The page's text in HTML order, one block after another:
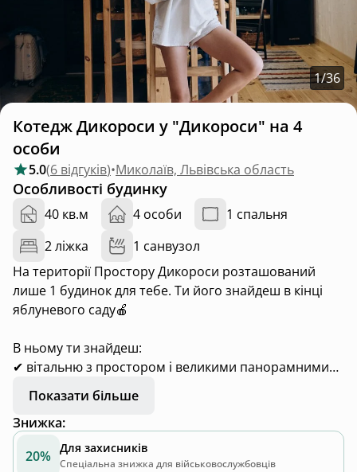
1/36
Котедж Дикороси у "Дикороси" на 4
особи
5.0(6 відгуків)•Миколаїв, Львівська область
Особливості будинку
40 кв.м 4 особи
1 спальня
2 ліжка
1 санвузол
На території Простору Дикороси розташований
лише 1 будинок для тебе. Ти його знайдеш в кінці
яблуневого саду🍎
В ньому ти знайдеш:
✔ вітальню з простором і великими панорамними
✔ влітку -кондиціонер, взимку- піч-камін
✔ кухня з усім необхідним, для смачних страв та
сервірування столу
✔ а ще на кухні є спеції, олія, кава, чай і з техніки
Показати більше
Знижка:
20% Для захисників
Спеціальна знижка для військовослужбовців